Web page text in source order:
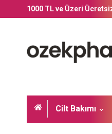
1000 TL ve Üzeri
Cilt Bakımı